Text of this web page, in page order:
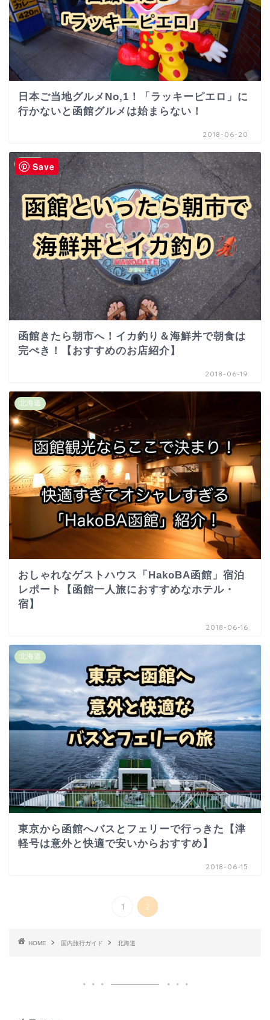
日本ご当地グルメNo,1！「ラッキーピエロ」に
行かないと函館グルメは始まらない！
2018-06-20
北海道
函館きたら朝市へ！イカ釣り＆海鮮丼で朝食は
完ぺき！【おすすめのお店紹介】
2018-06-19
北海道
おしゃれなゲストハウス「HakoBA函館」宿泊
レポート【函館一人旅におすすめなホテル・
宿】
2018-06-16
北海道
東京から函館へバスとフェリーで行っきた【津
軽号は意外と快適で安いからおすすめ】
2018-06-15
1 2
HOME 国内旅行ガイド 北海道
Save